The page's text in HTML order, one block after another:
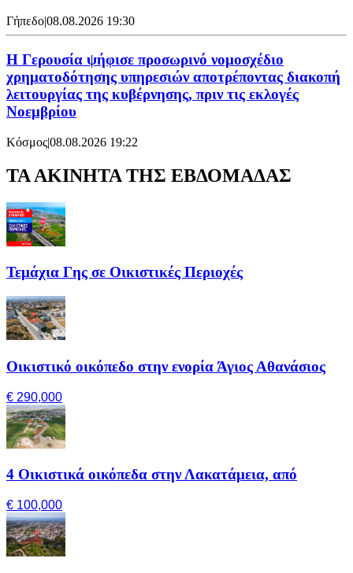
Γήπεδο|08.08.2026 19:30
Η Γερουσία ψήφισε προσωρινό νομοσχέδιο
χρηματοδότησης υπηρεσιών αποτρέποντας διακοπή
λειτουργίας της κυβέρνησης, πριν τις εκλογές
Νοεμβρίου
Κόσμος|08.08.2026 19:22
ΤΑ ΑΚΙΝΗΤΑ ΤΗΣ ΕΒΔΟΜΑΔΑΣ
Τεμάχια Γης σε Οικιστικές Περιοχές
Οικιστικό οικόπεδο στην ενορία Άγιος Αθανάσιος
€ 290,000
4 Οικιστικά οικόπεδα στην Λακατάμεια, από
€ 100,000